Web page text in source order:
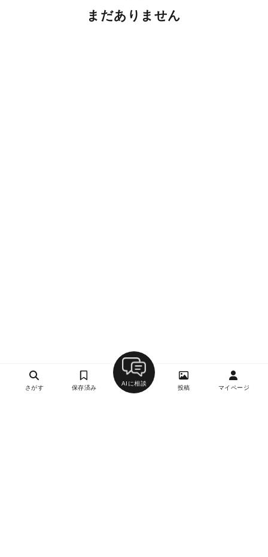
まだありません
さがす 保存済み
AIに相談
投稿 マイページ